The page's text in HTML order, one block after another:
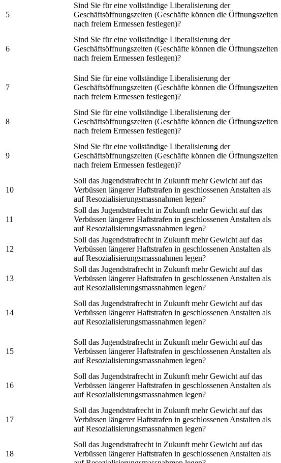
5
Sind Sie für eine vollständige Liberalisierung der
Geschäftsöffnungszeiten (Geschäfte können die Öffnungszeiten
nach freiem Ermessen festlegen)?
6
Sind Sie für eine vollständige Liberalisierung der
Geschäftsöffnungszeiten (Geschäfte können die Öffnungszeiten
nach freiem Ermessen festlegen)?
7
Sind Sie für eine vollständige Liberalisierung der
Geschäftsöffnungszeiten (Geschäfte können die Öffnungszeiten
nach freiem Ermessen festlegen)?
8
Sind Sie für eine vollständige Liberalisierung der
Geschäftsöffnungszeiten (Geschäfte können die Öffnungszeiten
nach freiem Ermessen festlegen)?
9
Sind Sie für eine vollständige Liberalisierung der
Geschäftsöffnungszeiten (Geschäfte können die Öffnungszeiten
nach freiem Ermessen festlegen)?
10
Soll das Jugendstrafrecht in Zukunft mehr Gewicht auf das
Verbüssen längerer Haftstrafen in geschlossenen Anstalten als
auf Resozialisierungsmassnahmen legen?
11
Soll das Jugendstrafrecht in Zukunft mehr Gewicht auf das
Verbüssen längerer Haftstrafen in geschlossenen Anstalten als
auf Resozialisierungsmassnahmen legen?
12
Soll das Jugendstrafrecht in Zukunft mehr Gewicht auf das
Verbüssen längerer Haftstrafen in geschlossenen Anstalten als
auf Resozialisierungsmassnahmen legen?
13
Soll das Jugendstrafrecht in Zukunft mehr Gewicht auf das
Verbüssen längerer Haftstrafen in geschlossenen Anstalten als
auf Resozialisierungsmassnahmen legen?
14
Soll das Jugendstrafrecht in Zukunft mehr Gewicht auf das
Verbüssen längerer Haftstrafen in geschlossenen Anstalten als
auf Resozialisierungsmassnahmen legen?
15
Soll das Jugendstrafrecht in Zukunft mehr Gewicht auf das
Verbüssen längerer Haftstrafen in geschlossenen Anstalten als
auf Resozialisierungsmassnahmen legen?
16
Soll das Jugendstrafrecht in Zukunft mehr Gewicht auf das
Verbüssen längerer Haftstrafen in geschlossenen Anstalten als
auf Resozialisierungsmassnahmen legen?
17
Soll das Jugendstrafrecht in Zukunft mehr Gewicht auf das
Verbüssen längerer Haftstrafen in geschlossenen Anstalten als
auf Resozialisierungsmassnahmen legen?
18
Soll das Jugendstrafrecht in Zukunft mehr Gewicht auf das
Verbüssen längerer Haftstrafen in geschlossenen Anstalten als